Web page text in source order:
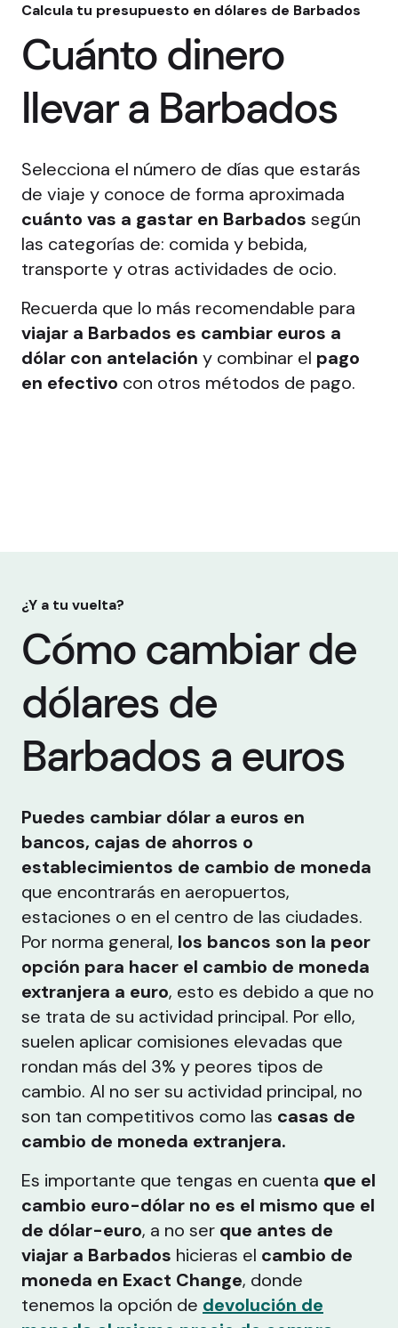
Calcula tu presupuesto en dólares de Barbados
Cuánto dinero
llevar a Barbados
Selecciona el número de días que estarás
de viaje y conoce de forma aproximada
cuánto vas a gastar en Barbados según
las categorías de: comida y bebida,
transporte y otras actividades de ocio.
Recuerda que lo más recomendable para
viajar a Barbados es cambiar euros a
dólar con antelación y combinar el pago
en efectivo con otros métodos de pago.
¿Y a tu vuelta?
Cómo cambiar de
dólares de
Barbados a euros
Puedes cambiar dólar a euros en
bancos, cajas de ahorros o
establecimientos de cambio de moneda
que encontrarás en aeropuertos,
estaciones o en el centro de las ciudades.
Por norma general, los bancos son la peor
opción para hacer el cambio de moneda
extranjera a euro, esto es debido a que no
se trata de su actividad principal. Por ello,
suelen aplicar comisiones elevadas que
rondan más del 3% y peores tipos de
cambio. Al no ser su actividad principal, no
son tan competitivos como las casas de
cambio de moneda extranjera.
Es importante que tengas en cuenta que el
cambio euro-dólar no es el mismo que el
de dólar-euro, a no ser que antes de
viajar a Barbados hicieras el cambio de
moneda en Exact Change, donde
tenemos la opción de devolución de